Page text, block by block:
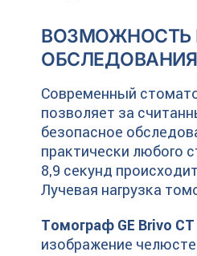
ВОЗМОЖНОСТЬ
ОБСЛЕДОВАНИЯ
Современный
позволяет за
безопасное
практически любого
8,9 секунд
Лучевая нагрузка
Томограф GE Brivo
изображение